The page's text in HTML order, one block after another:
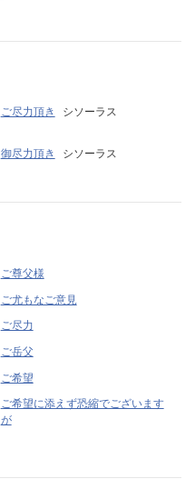
ご尽力頂き シソーラス
御尽力頂き シソーラス
ご尊父様
ご尤もなご意見
ご尽力
ご岳父
ご希望
ご希望に添えず恐縮でございます
が